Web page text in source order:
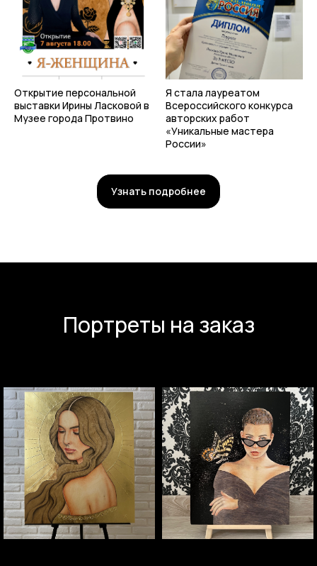
Открытие персональной
выставки Ирины Ласковой в
Музее города Протвино
Я стала лауреатом
Всероссийского конкурса
авторских работ
«Уникальные мастера
России»
Узнать подробнее
Портреты на заказ